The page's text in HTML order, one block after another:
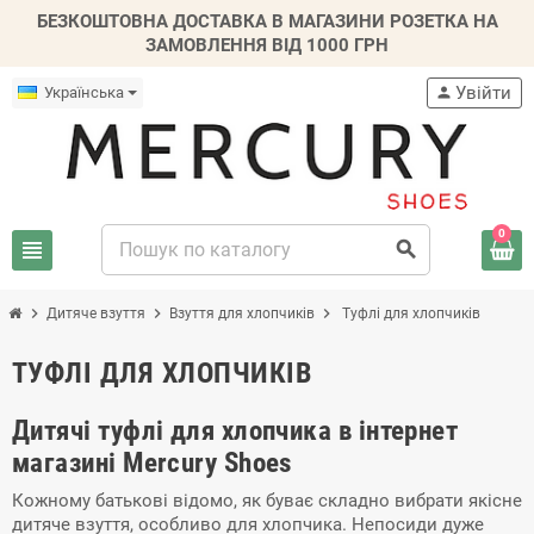
БЕЗКОШТОВНА ДОСТАВКА В МАГАЗИНИ РОЗЕТКА НА
ЗАМОВЛЕННЯ ВІД 1000 ГРН
Українська
view_headline search
person Увійти
0
chevron_right Дитяче взуття chevron_right Взуття для хлопчиків chevron_right Туфлі для хлопчиків
ТУФЛІ ДЛЯ ХЛОПЧИКІВ
Дитячі туфлі для хлопчика в інтернет
магазині Mercury Shoes
Кожному батькові відомо, як буває складно вибрати якісне
дитяче взуття, особливо для хлопчика. Непосиди дуже